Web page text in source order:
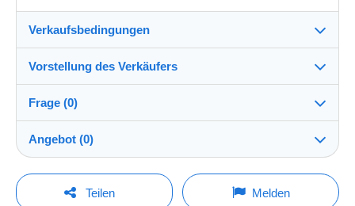
Verkaufsbedingungen
Verkaufsbedingungen im Detail
Versand nach Zahlung innerhalb von 14 Tagen
Vorstellung des Verkäufers
piliboss26100%(141x)
Shop
Frage (0)
Um eine Frage stellen zu können, müssen Sie
Angebot (0)
Der Verkauf wird um eine Minute verlängert, wenn
weniger als eine Minute vor Ablauf der Frist ein
Gebot abgegeben wird.
Teilen Melden